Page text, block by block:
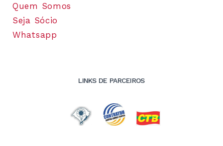
Quem Somos
Seja Sócio
Whatsapp
LINKS DE PARCEIROS